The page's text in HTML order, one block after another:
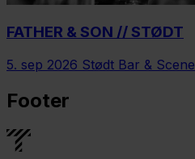
FATHER & SON // STØDT
5. sep 2026 Stødt Bar & Scene
Footer